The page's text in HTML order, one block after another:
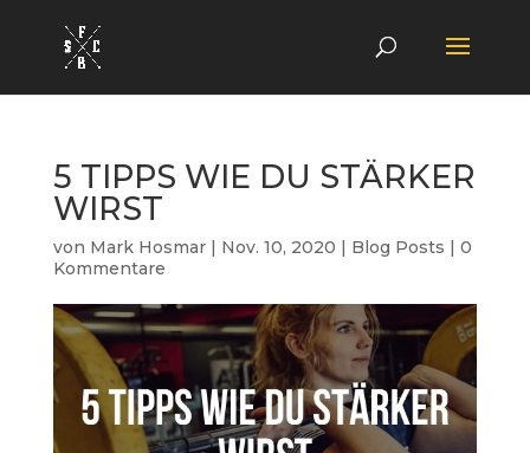
5 TIPPS WIE DU STÄRKER
WIRST
von Mark Hosmar| Nov. 10, 2020 | Blog Posts | 0
Kommentare